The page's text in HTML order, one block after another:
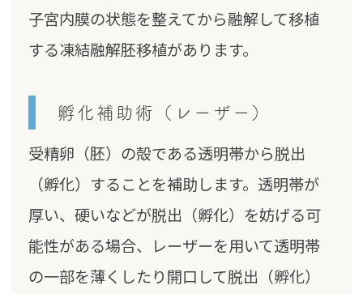
子宮内膜の状態を整えてから融解して移植
する凍結融解胚移植があります。
孵化補助術（レーザー）
受精卵（胚）の殻である透明帯から脱出
（孵化）することを補助します。透明帯が
厚い、硬いなどが脱出（孵化）を妨げる可
能性がある場合、レーザーを用いて透明帯
の一部を薄くしたり開口して脱出（孵化）